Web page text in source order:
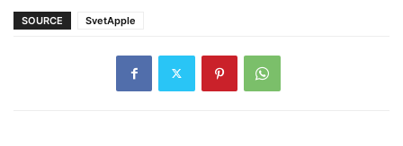
SOURCE SvetApple